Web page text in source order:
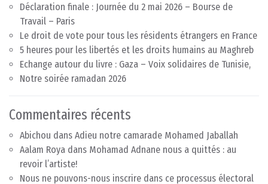
Déclaration finale : Journée du 2 mai 2026 – Bourse de
Travail – Paris
Le droit de vote pour tous les résidents étrangers en France
5 heures pour les libertés et les droits humains au Maghreb
Echange autour du livre : Gaza – Voix solidaires de Tunisie,
Notre soirée ramadan 2026
Commentaires récents
Abichou dans Adieu notre camarade Mohamed Jaballah
Aalam Roya dans Mohamad Adnane nous a quittés : au
revoir l’artiste!
Nous ne pouvons-nous inscrire dans ce processus électoral